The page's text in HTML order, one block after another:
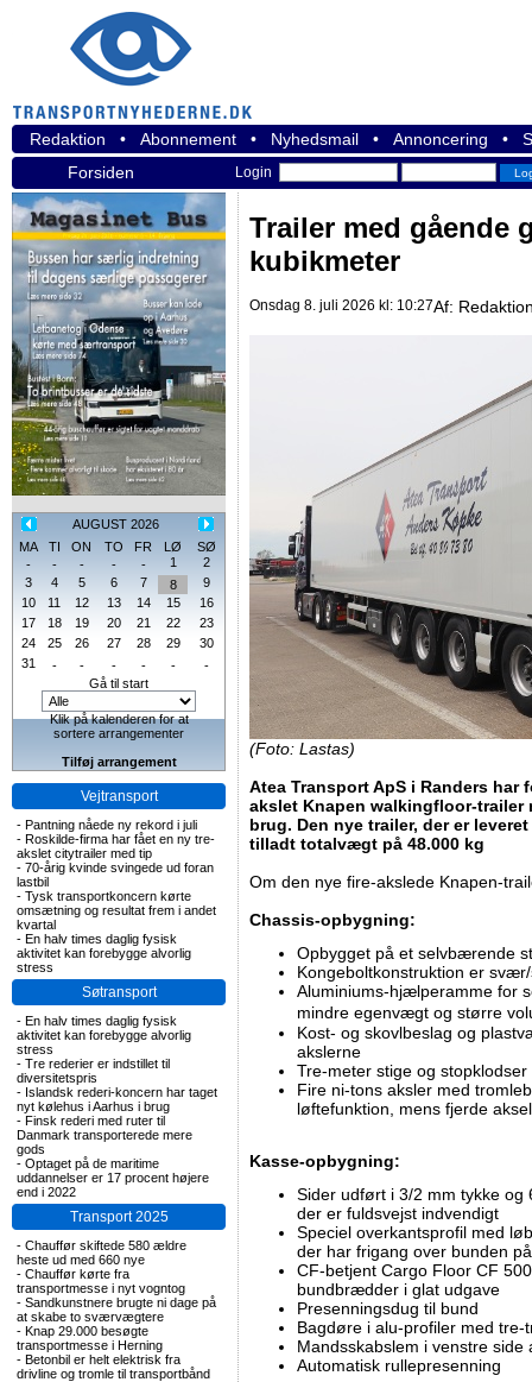
Redaktion • Abonnement • Nyhedsmail • Annoncering •
Forsiden
Login
AUGUST 2026
MA
TI ON TO FR LØ
SØ
-
- - - - 1
2
3
4 5 6 7 8
9
10
11 12 13 14 15
16
17
18 19 20 21 22
23
24
25 26 27 28 29
30
31
- - - - -
-
Gå til start
Klik på kalenderen for at
sortere arrangementer
Tilføj arrangement
Vejtransport
- Pantning nåede ny rekord i juli
- Roskilde-firma har fået en ny tre-
akslet citytrailer med tip
- 70-årig kvinde svingede ud foran
lastbil
- Tysk transportkoncern kørte
omsætning og resultat frem i andet
kvartal
- En halv times daglig fysisk
aktivitet kan forebygge alvorlig
stress
Søtransport
- En halv times daglig fysisk
aktivitet kan forebygge alvorlig
stress
- Tre rederier er indstillet til
diversitetspris
- Islandsk rederi-koncern har taget
nyt kølehus i Aarhus i brug
- Finsk rederi med ruter til
Danmark transporterede mere
gods
- Optaget på de maritime
uddannelser er 17 procent højere
end i 2022
Transport 2025
- Chauffør skiftede 580 ældre
heste ud med 660 nye
- Chauffør kørte fra
transportmesse i nyt vogntog
- Sandkunstnere brugte ni dage på
at skabe to sværvægtere
- Knap 29.000 besøgte
transportmesse i Herning
- Betonbil er helt elektrisk fra
drivline og tromle til transportbånd
Trailer med gående
kubikmeter
Onsdag 8. juli 2026 kl: 10:27Af:
(Foto: Lastas)
Atea Transport ApS i Randers
akslet Knapen walkingfloor-
brug. Den nye trailer, der er
tilladt totalvægt på 48.000 kg
Om den nye fire-akslede Knapen-
Chassis-opbygning:
Opbygget på et selvbærende
Kongeboltkonstruktion er
Aluminiums-hjælperamme for
mindre egenvægt og større
Kost- og skovlbeslag og
akslerne
Tre-meter stige og stopklodser
Fire ni-tons aksler med
løftefunktion, mens fjerde
Kasse-opbygning:
Sider udført i 3/2 mm tykke og
der er fuldsvejst indvendigt
Speciel overkantsprofil med
der har frigang over bunden
CF-betjent Cargo Floor CF
bundbrædder i glat udgave
Presenningsdug til bund
Bagdøre i alu-profiler med tre-
Mandsskabslem i venstre
Automatisk rullepresenning